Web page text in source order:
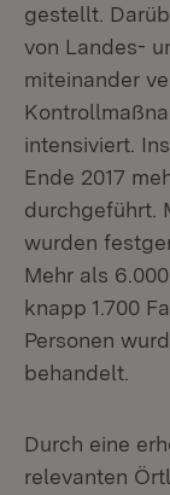
gestellt.
von Landes-
miteinander
intensiviert.
Ende 2017
durchgeführt.
wurden
Mehr als
knapp 1.700
Personen
behandelt.
Durch eine
relevanten